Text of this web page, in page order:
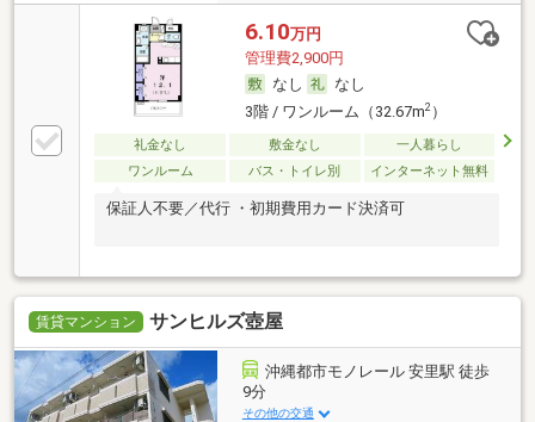
6.10万円
管理費2,900円
なし
なし
3階 / ワンルーム（32.67m2）
礼金なし 敷金なし
一人暮らし
ワンルーム
バス・トイレ別 インターネット無料
保証人不要／代行 ・初期費用カード決済可
賃貸マンション サンヒルズ壺屋
沖縄都市モノレール 安里駅 徒歩
9分
その他の交通